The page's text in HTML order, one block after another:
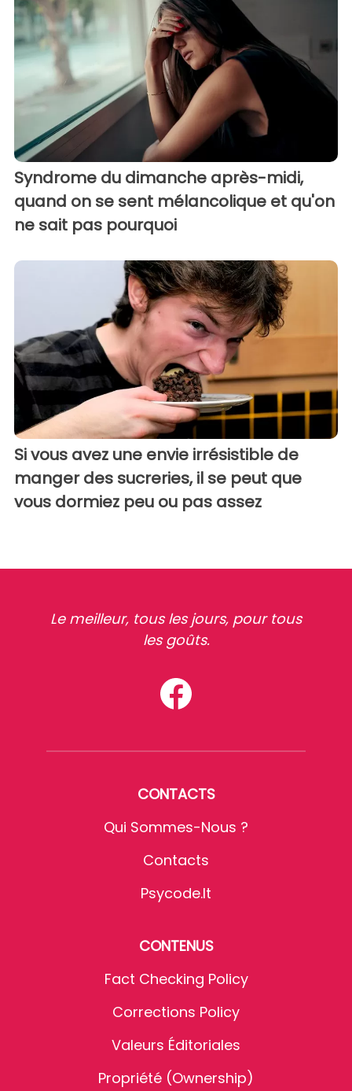
Syndrome du dimanche après-midi,
quand on se sent mélancolique et qu'on
ne sait pas pourquoi
Si vous avez une envie irrésistible de
manger des sucreries, il se peut que
vous dormiez peu ou pas assez
Le meilleur, tous les jours, pour tous
les goûts.
CONTACTS
Qui Sommes-Nous ?
Contacts
Psycode.it
CONTENUS
Fact Checking Policy
Corrections Policy
Valeurs Éditoriales
Propriété (Ownership)